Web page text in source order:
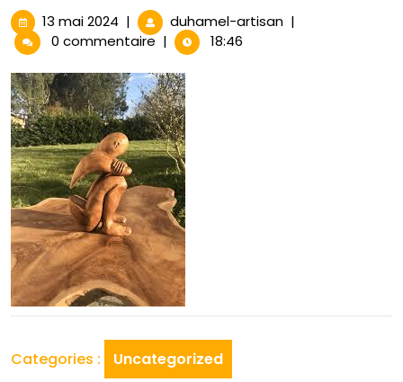
13 mai 2024 13
mai
| duhamel-artisanExploration
|
0 commentaire | 18:46
Categories : Uncategorized